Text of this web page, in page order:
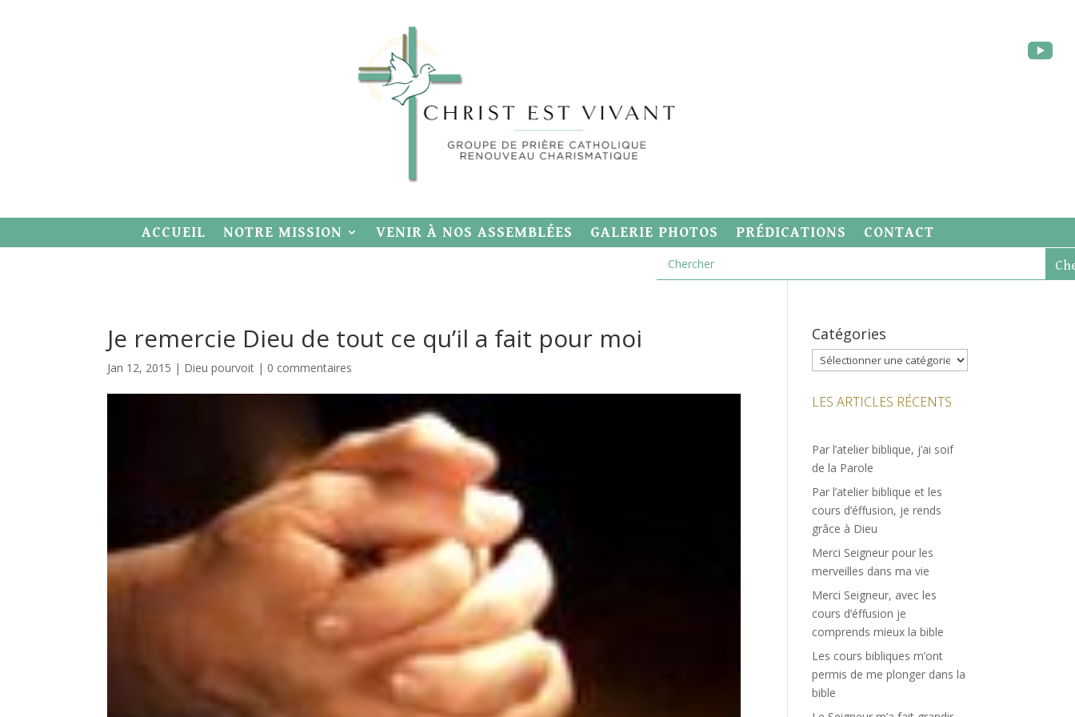
ACCUEIL NOTRE MISSION VENIR À NOS ASSEMBLÉES GALERIE PHOTOS PRÉDICATIONS CONTACT
Je remercie Dieu de tout ce qu’il a fait pour moi
Jan 12, 2015 | Dieu pourvoit | 0 commentaires
Catégories
Catégories
LES ARTICLES RÉCENTS
Par l’atelier biblique, j’ai soif
de la Parole
Par l’atelier biblique et les
cours d’éffusion, je rends
grâce à Dieu
Merci Seigneur pour les
merveilles dans ma vie
Merci Seigneur, avec les
cours d’éffusion je
comprends mieux la bible
Les cours bibliques m’ont
permis de me plonger dans la
bible